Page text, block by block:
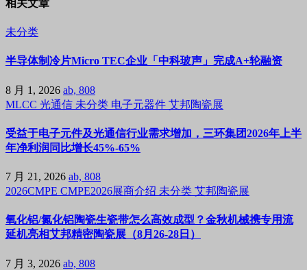
相关文章
未分类
半导体制冷片Micro TEC企业「中科玻声」完成A+轮融资
8 月 1, 2026 ab, 808
MLCC 光通信 未分类 电子元器件 艾邦陶瓷展
受益于电子元件及光通信行业需求增加，三环集团2026年上半
年净利润同比增长45%-65%
7 月 21, 2026 ab, 808
2026CMPE CMPE2026展商介绍 未分类 艾邦陶瓷展
氧化铝/氮化铝陶瓷生瓷带怎么高效成型？金秋机械携专用流
延机亮相艾邦精密陶瓷展（8月26-28日）
7 月 3, 2026 ab, 808